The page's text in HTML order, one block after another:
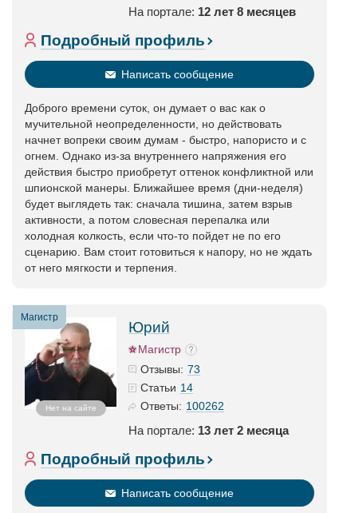
На портале: 12 лет 8 месяцев
Подробный профиль
Написать сообщение
Доброго времени суток, он думает о вас как о
мучительной неопределенности, но действовать
начнет вопреки своим думам - быстро, напористо и с
огнем. Однако из-за внутреннего напряжения его
действия быстро приобретут оттенок конфликтной или
шпионской манеры. Ближайшее время (дни-неделя)
будет выглядеть так: сначала тишина, затем взрыв
активности, а потом словесная перепалка или
холодная колкость, если что-то пойдет не по его
сценарию. Вам стоит готовиться к напору, но не ждать
от него мягкости и терпения.
Магистр
Нет на сайте
Юрий
Магистр
Отзывы: 73
Статьи 14
Ответы: 100262
На портале: 13 лет 2 месяца
Подробный профиль
Написать сообщение